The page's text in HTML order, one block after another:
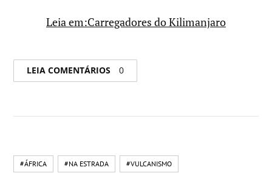
Leia em:Carregadores do Kilimanjaro
LEIA COMENTÁRIOS 0
#ÁFRICA #NA ESTRADA #VULCANISMO